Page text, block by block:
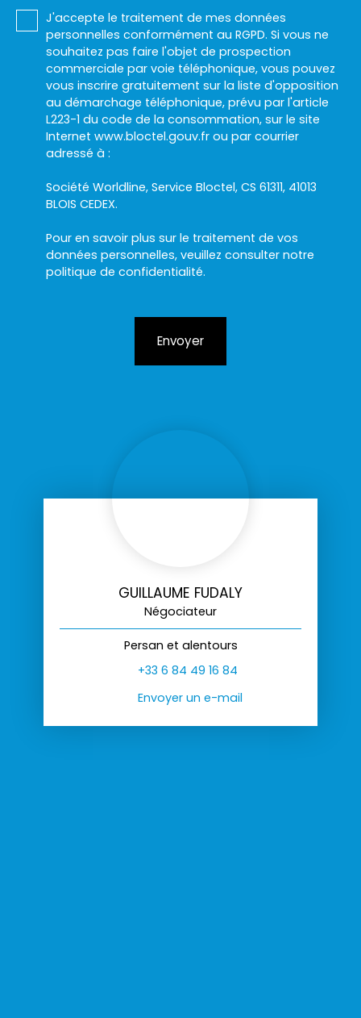
J'accepte le traitement de mes données
personnelles conformément au RGPD. Si vous ne
souhaitez pas faire l'objet de prospection
commerciale par voie téléphonique, vous pouvez
vous inscrire gratuitement sur la liste d'opposition
au démarchage téléphonique, prévu par l'article
L223-1 du code de la consommation, sur le site
Internet www.bloctel.gouv.fr ou par courrier
adressé à :
Société Worldline, Service Bloctel, CS 61311, 41013
BLOIS CEDEX.
Pour en savoir plus sur le traitement de vos
données personnelles, veuillez consulter notre
politique de confidentialité.
Envoyer
GUILLAUME FUDALY
Négociateur
Persan et alentours
+33 6 84 49 16 84
Envoyer un e-mail